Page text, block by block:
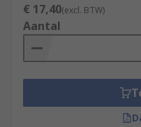
€ 17,40(excl. BTW)
Aantal